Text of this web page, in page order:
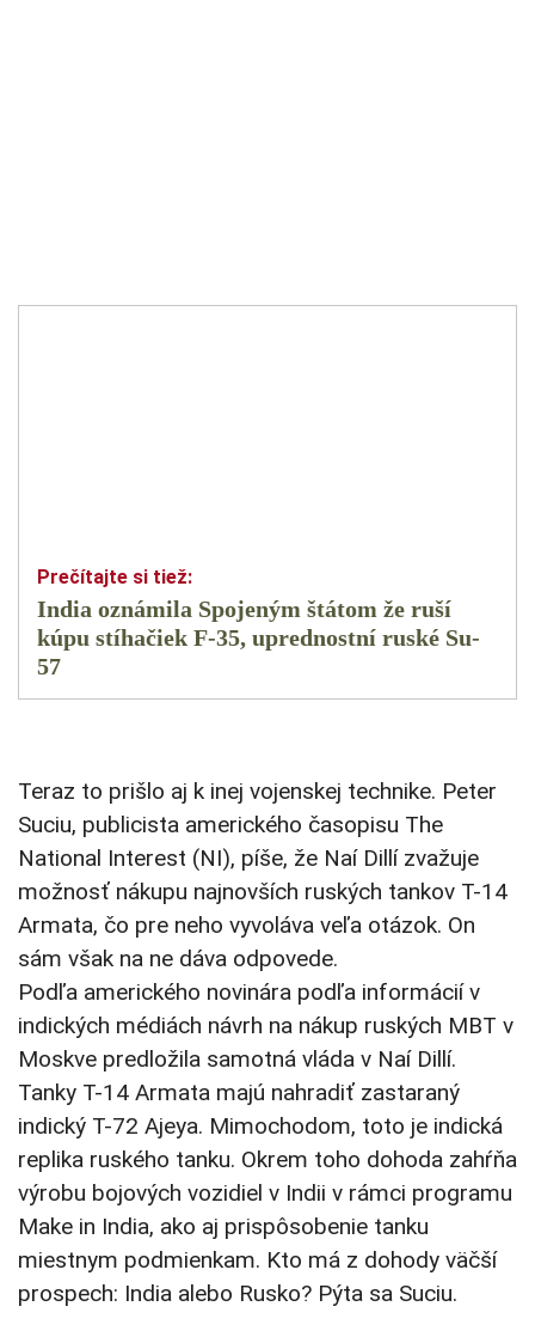
India oznámila Spojeným štátom že ruší
kúpu stíhačiek F-35, uprednostní ruské Su-
57
Teraz to prišlo aj k inej vojenskej technike. Peter
Suciu, publicista amerického časopisu The
National Interest (NI), píše, že Naí Dillí zvažuje
možnosť nákupu najnovších ruských tankov T-14
Armata, čo pre neho vyvoláva veľa otázok. On
sám však na ne dáva odpovede.
Podľa amerického novinára podľa informácií v
indických médiách návrh na nákup ruských MBT v
Moskve predložila samotná vláda v Naí Dillí.
Tanky T-14 Armata majú nahradiť zastaraný
indický T-72 Ajeya. Mimochodom, toto je indická
replika ruského tanku. Okrem toho dohoda zahŕňa
výrobu bojových vozidiel v Indii v rámci programu
Make in India, ako aj prispôsobenie tanku
miestnym podmienkam. Kto má z dohody väčší
prospech: India alebo Rusko? Pýta sa Suciu.